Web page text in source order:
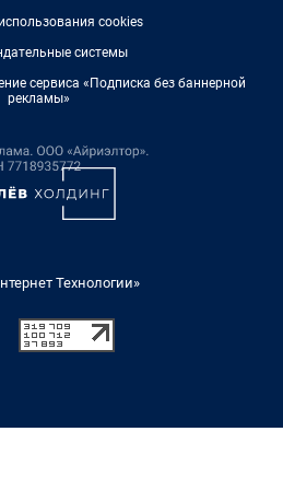
cookies
системы
сервиса «Подписка без баннерной
рекламы»
Технологии»